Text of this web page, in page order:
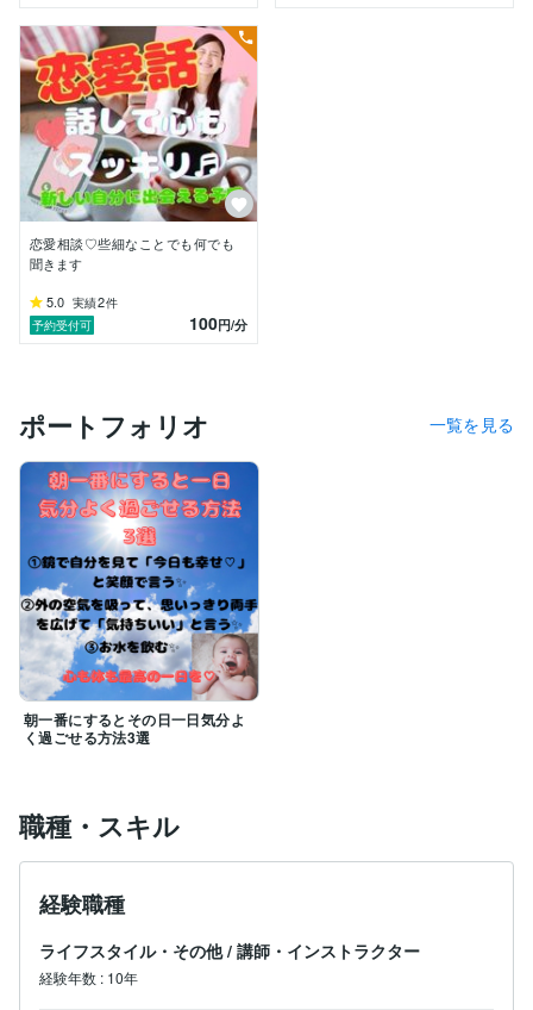
そうすると、徐々にではありますが、
悩んでいたことや占いをしたい衝動が小さくなりまし
た。
占い依存症を克服できた事で、お金や時間にも余裕がで
き、夢だった俳優の道にもチャレンジ中です。
今思い返せば、その期間は本当に暗くて、辛くて苦しい
ものでした。
電話占いをして落ち着ける時間はほんの僅かで、
他の時間は結局一人でしたから。
そして、私は思いました。
今この瞬間も昔の私のようなに苦しんでいる方がいるか
もしれない。
24時間のうち、あなた様が少しでも笑顔で過ごせるよ
うに✨
恋愛相談♡些細なことでも何でも
聞きます
5.0 実績2件
予約受付可
100円/分
ポートフォリオ 一覧を見る
朝一番にするとその日一日気分よ
く過ごせる方法3選
職種・スキル
経験職種
ライフスタイル・その他 / 講師・インストラクター
経験年数 : 10年